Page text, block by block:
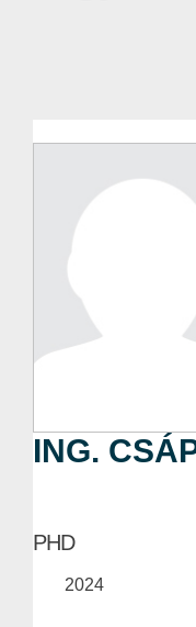
ING.
PHD
2024